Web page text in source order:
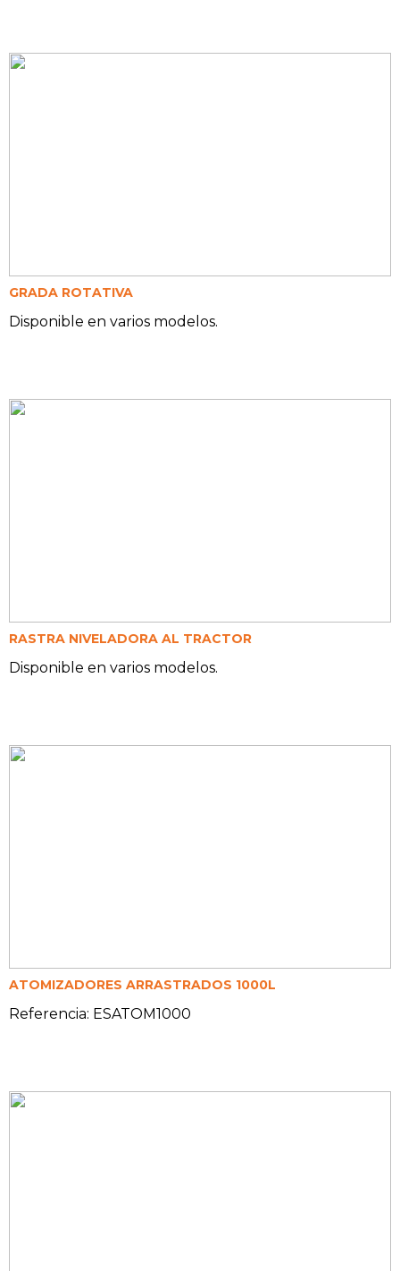
GRADA ROTATIVA
Disponible en varios modelos.
RASTRA NIVELADORA AL TRACTOR
Disponible en varios modelos.
ATOMIZADORES ARRASTRADOS 1000L
Referencia: ESATOM1000